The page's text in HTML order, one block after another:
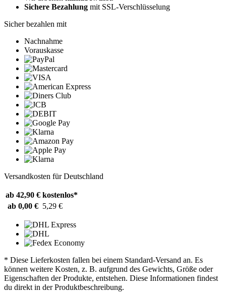
Sichere Bezahlung mit SSL-Verschlüsselung
Sicher bezahlen mit
Nachnahme
Vorauskasse
Versandkosten für Deutschland
ab 42,90 € kostenlos*
ab 0,00 € 5,29 €
* Diese Lieferkosten fallen bei einem Standard-Versand an. Es
können weitere Kosten, z. B. aufgrund des Gewichts, Größe oder
Eigenschaften der Produkte, entstehen. Diese Informationen findest
du direkt in der Produktbeschreibung.